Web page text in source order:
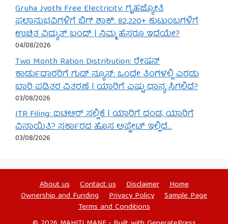
Gruha Jyothi Free Electricity: ಗೃಹಜ್ಯೋತಿ
ಫಲಾನುಭವಿಗಳಿಗೆ ಬಿಗ್ ಶಾಕ್: 82,220+ ಕುಟುಂಬಗಳಿಗೆ
ಉಚಿತ ವಿದ್ಯುತ್ ಬಂದ್ | ನಿಮ್ಮ ಹೆಸರೂ ಇದೆಯೇ?
04/08/2026
Two Month Ration Distribution: ರೇಷನ್
ಕಾರ್ಡುದಾರರಿಗೆ ಗುಡ್ ನ್ಯೂಸ್: ಒಂದೇ ತಿಂಗಳಲ್ಲಿ ಎರಡು
ಬಾರಿ ಪಡಿತರ ವಿತರಣೆ | ಯಾರಿಗೆ ಎಷ್ಟು ಧಾನ್ಯ ಸಿಗಲಿದೆ?
03/08/2026
ITR Filing: ಐಟಿಆರ್ ಸಲ್ಲಿಕೆ | ಯಾರಿಗೆ ದಂಡ, ಯಾರಿಗೆ
ವಿನಾಯಿತಿ? ಸರ್ಕಾರದ ಹೊಸ ಅಪ್ಡೇಟ್ ಇಲ್ಲಿದೆ…
03/08/2026
About us Contact us Disclaimer
Home
Ownership and Funding
Privacy Policy
Sample Page
Terms and Conditions